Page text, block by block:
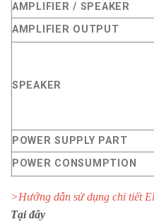
AMPLIFIER / SPEAKER
AMPLIFIER OUTPUT
SPEAKER
POWER SUPPLY PART
POWER CONSUMPTION
>Hướng dẫn sử dụng chi tiết
Tại đây